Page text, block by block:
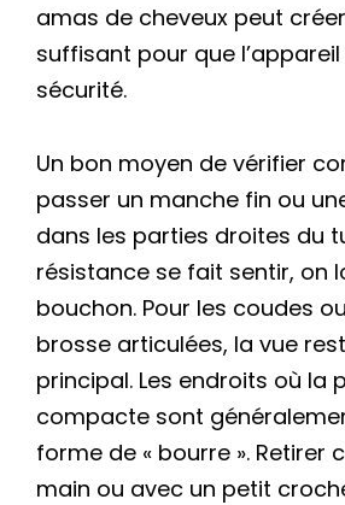
amas de cheveux peut
suffisant pour que
sécurité.
Un bon moyen de vérifier
passer un manche fin ou
dans les parties droites du
résistance se fait sentir, on
bouchon. Pour les coudes
brosse articulées, la vue
principal. Les endroits où la
compacte sont
forme de « bourre ». Retirer
main ou avec un petit